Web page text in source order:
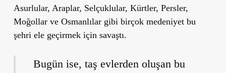
Asurlular, Araplar, Selçuklular, Kürtler, Persler,
Moğollar ve Osmanlılar gibi birçok medeniyet bu
şehri ele geçirmek için savaştı.
Bugün ise, taş evlerden oluşan bu